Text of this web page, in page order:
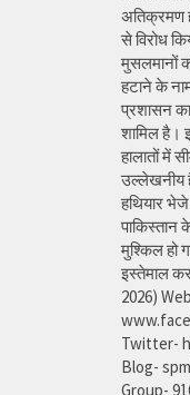
अतिक्रमण
से विरोध
मुसलमानों
हटाने के नाम
प्रशासन
शामिल है।
हालातों में
उल्लेखनीय
हथियार
पाकिस्तान
मुश्किल हो
इस्तेमाल
2026)
Twitter-
Blog-
Group-